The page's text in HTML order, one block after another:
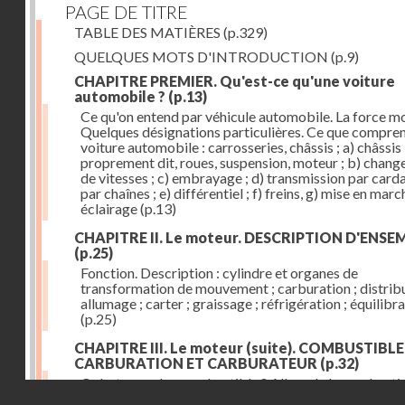
PAGE DE TITRE
TABLE DES MATIÈRES (p.329)
QUELQUES MOTS D'INTRODUCTION (p.9)
CHAPITRE PREMIER. Qu'est-ce qu'une voiture
automobile ? (p.13)
Ce qu'on entend par véhicule automobile. La force
Quelques désignations particulières. Ce que
voiture automobile : carrosseries, châssis ; a) châssis
proprement dit, roues, suspension, moteur ; b)
de vitesses ; c) embrayage ; d) transmission par
par chaînes ; e) différentiel ; f) freins, g) mise en
éclairage(p.13)
CHAPITRE II. Le moteur. DESCRIPTION
(p.25)
Fonction. Description : cylindre et organes de
transformation de mouvement ; carburation ;
allumage ; carter ; graissage ; réfrigération ;
(p.25)
CHAPITRE III. Le moteur (suite).
CARBURATION ET CARBURATEUR (p.32)
Qu'est-ce qu'un combustible ? Allure de la